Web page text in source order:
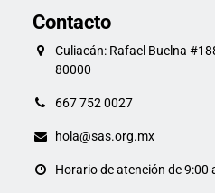
Contacto
Culiacán: Rafael Buelna
80000
667 752 0027
hola@sas.org.mx
Horario de atención de 9:00